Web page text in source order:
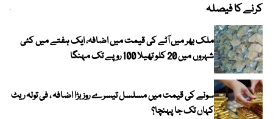
کرنے کا فیصلہ
ملک بھر میں آٹے کی قیمت میں اضافہ، ایک ہفتے میں کئی
شہروں میں 20 کلو تھیلا 100 روپے تک مہنگا
سونے کی قیمت میں مسلسل تیسرے روز بڑا اضافہ ، فی تولہ ریٹ
کہاں تک جا پہنچا؟